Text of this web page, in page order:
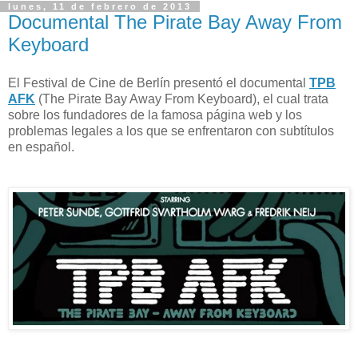
lunes, 11 de febrero de 2013
Documental The Pirate Bay Away From
Keyboard
El Festival de Cine de Berlín presentó el documental TPB
AFK (The Pirate Bay Away From Keyboard), el cual trata
sobre los fundadores de la famosa página web y los
problemas legales a los que se enfrentaron con subtítulos
en español.